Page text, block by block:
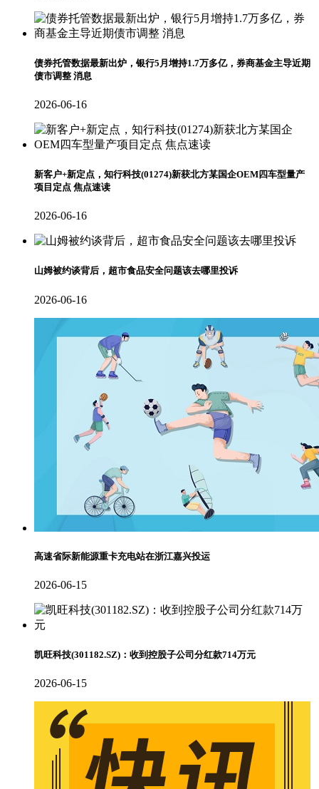
债券托管数据最新出炉，银行5月增持1.7万多亿，券商基金主导近期
债市调整 消息
2026-06-16
新客户+新定点，知行科技(01274)新获北方某国企OEM四车型量产
项目定点 焦点速读
2026-06-16
山姆被约谈背后，超市食品安全问题该去哪里投诉
2026-06-16
高速省际新能源重卡充电站在浙江嘉兴投运
2026-06-15
凯旺科技(301182.SZ)：收到控股子公司分红款714万元
2026-06-15